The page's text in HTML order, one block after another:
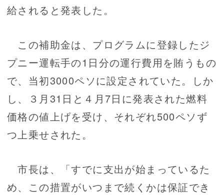
給されると発表した。
この補助金は、プログラムに登録したジ
プニー運転手の1日分の運行費用を賄うもの
で、当初3000ペソに設定されていた。しか
し、３月31日と４月7日に発表された燃料
価格の値上げを受け、それぞれ500ペソず
つ上乗せされた。
市長は、「すでに支出が始まっているた
め、この措置がいつまで続くかは保証でき